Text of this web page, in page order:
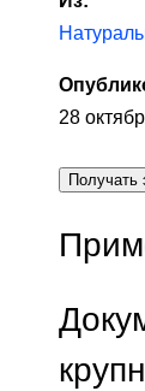
28
Получать